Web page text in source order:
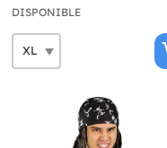
DISPONIBLE